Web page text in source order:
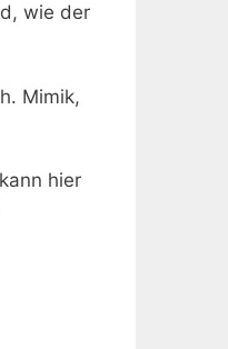
wie der
Mimik,
hier